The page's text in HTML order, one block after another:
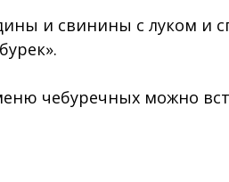
и свинины с луком и
чебуречных можно